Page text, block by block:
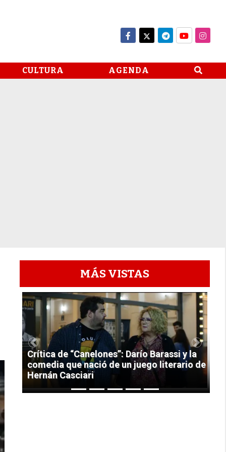
CULTURA AGENDA
MÁS VISTAS
1
Crítica de “Canelones”: Darío Barassi y la
comedia que nació de un juego literario de
Hernán Casciari
Previous Next